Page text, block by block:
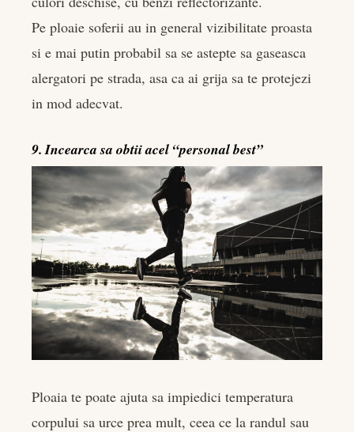
Pe ploaie soferii au in general vizibilitate proasta
si e mai putin probabil sa se astepte sa gaseasca
alergatori pe strada, asa ca ai grija sa te protejezi
in mod adecvat.
9. Incearca sa obtii acel “personal best”
Ploaia te poate ajuta sa impiedici temperatura
corpului sa urce prea mult, ceea ce la randul sau